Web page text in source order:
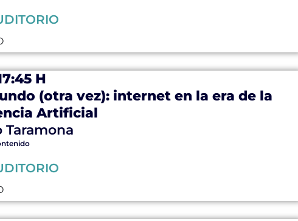
H
(otra vez): internet en la era de la
Artificial
Taramona